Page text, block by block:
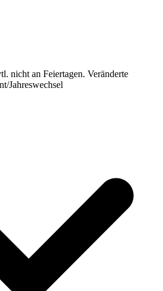
nicht an Feiertagen. Veränderte
Jahreswechsel